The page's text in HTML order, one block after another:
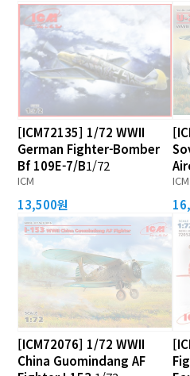
[ICM72135] 1/72 WWII
German Fighter-Bomber
Bf 109E-7/B1/72
ICM
13,500원
ICM
[ICM72076] 1/72 WWII
China Guomindang AF